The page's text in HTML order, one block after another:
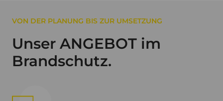
VON DER PLANUNG BIS ZUR UMSETZUNG
Unser ANGEBOT im
Brandschutz.